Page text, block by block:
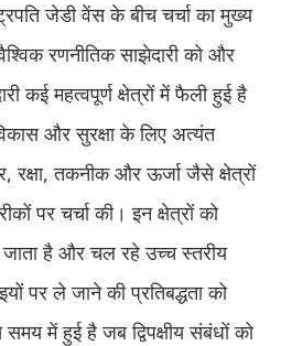
जेडी वेंस के बीच चर्चा का मुख्य
रणनीतिक साझेदारी को और
कई महत्वपूर्ण क्षेत्रों में फैली हुई है
और सुरक्षा के लिए अत्यंत
रक्षा, तकनीक और ऊर्जा जैसे क्षेत्रों
पर चर्चा की। इन क्षेत्रों को
जाता है और चल रहे उच्च स्तरीय
पर ले जाने की प्रतिबद्धता को
में हुई है जब द्विपक्षीय संबंधों को